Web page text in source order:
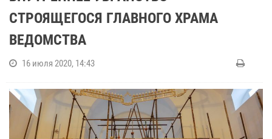
СТРОЯЩЕГОСЯ ГЛАВНОГО ХРАМА
ВЕДОМСТВА
16 июля 2020, 14:43